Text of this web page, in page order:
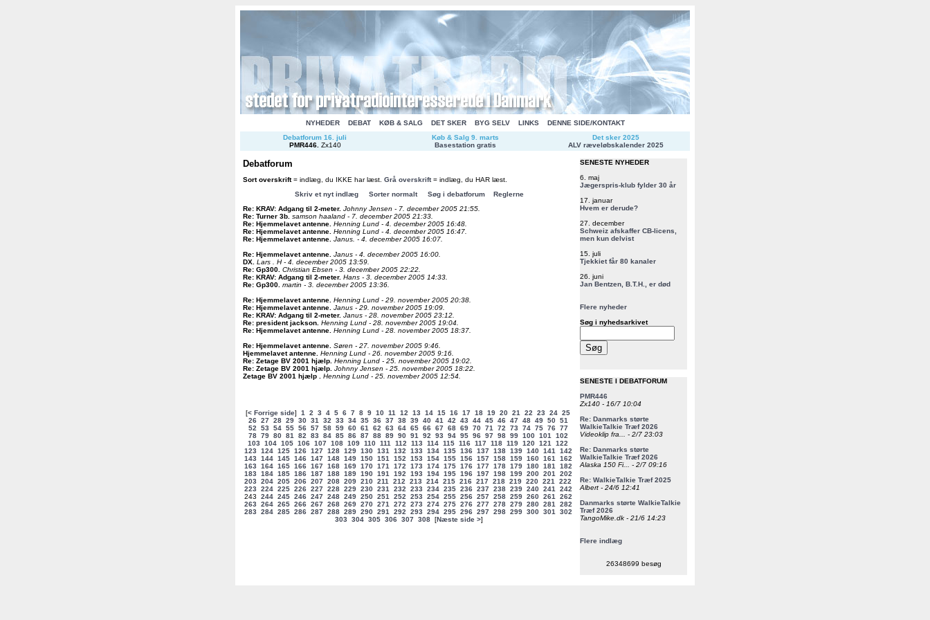
NYHEDER DEBAT KØB & SALG DET SKER BYG SELV LINKS
DENNE SIDE/KONTAKT
Debatforum 16. juli
PMR446. Zx140
Køb & Salg 9. marts
Basestation gratis
Det sker 2025
ALV ræveløbskalender 2025
Debatforum
Sort overskrift= indlæg, du IKKE har læst. Grå overskrift= indlæg, du HAR læst.
Skriv et nyt indlæg
Sorter normalt Søg i debatforum
Reglerne
Re: KRAV: Adgang til 2-meter. Johnny Jensen - 7. december 2005 21:55.
Re: Turner 3b samson haaland - 7. december 2005 21:33.
Re: Hjemmelavet antenne Henning Lund - 4. december 2005 16:48.
Re: Hjemmelavet antenne Henning Lund - 4. december 2005 16:47.
Re: Hjemmelavet antenne Janus. - 4. december 2005 16:07.
Re: Hjemmelavet antenne Janus - 4. december 2005 16:00.
DX Lars . H - 4. december 2005 13:59.
Re: Gp300 Christian Ebsen - 3. december 2005 22:22.
Re: KRAV: Adgang til 2-meter. Hans - 3. december 2005 14:33.
Re: Gp300 martin - 3. december 2005 13:36.
Re: Hjemmelavet antenne Henning Lund - 29. november 2005 20:38.
Re: Hjemmelavet antenne Janus - 29. november 2005 19:09.
Re: KRAV: Adgang til 2-meter. Janus - 28. november 2005 23:12.
Re: president jackson Henning Lund - 28. november 2005 19:04.
Re: Hjemmelavet antenne Henning Lund - 28. november 2005 18:37.
Re: Hjemmelavet antenne Søren - 27. november 2005 9:46.
Hjemmelavet antenne Henning Lund - 26. november 2005 9:16.
Re: Zetage BV 2001 hjælp Henning Lund - 25. november 2005 19:02.
Re: Zetage BV 2001 hjælp Johnny Jensen - 25. november 2005 18:22.
Zetage BV 2001 hjælp
Henning Lund - 25. november 2005 12:54.
[< Forrige side] 1 2 3 4 5 6 7 8 9 10 11 12 13 14 15 16 17 18 19 20 21 22 23 24 25
26 27 28 29 30 31 32 33 34 35 36 37 38 39 40 41 42 43 44 45 46 47 48 49 50 51
52
53 54 55 56 57 58 59 60 61 62 63 64 65 66 67 68 69 70 71 72 73 74 75 76 77
78 79 80 81 82 83 84 85 86 87 88 89 90 91 92 93 94 95 96 97 98 99 100 101
102
103
104 105 106 107 108 109 110 111 112 113 114 115 116 117 118 119 120 121
122
123
124 125 126 127 128 129 130 131 132 133 134 135 136 137 138 139 140 141
142
143
144 145 146 147 148 149 150 151 152 153 154 155 156 157 158 159 160 161
162
163
164 165 166 167 168 169 170 171 172 173 174 175 176 177 178 179 180 181
182
183
184 185 186 187 188 189 190 191 192 193 194 195 196 197 198 199 200 201
202
203
204 205 206 207 208 209 210 211 212 213 214 215 216 217 218 219 220 221
222
223
224 225 226 227 228 229 230 231 232 233 234 235 236 237 238 239 240 241
242
243 244 245 246 247 248 249 250 251 252 253 254 255 256 257 258 259 260 261
262
263
264 265 266 267 268 269 270 271 272 273 274 275 276 277 278 279 280 281
282
283
284 285 286 287 288 289 290 291 292 293 294 295 296 297 298 299 300 301
302
303
304 305 306 307 308 [Næste side >]
SENESTE NYHEDER
6. maj
Jægerspris-klub fylder 30 år
17. januar
Hvem er derude?
27. december
Schweiz afskaffer CB-licens,
men kun delvist
15. juli
Tjekkiet får 80 kanaler
26. juni
Jan Bentzen, B.T.H., er død
Flere nyheder
Søg i nyhedsarkivet
SENESTE I DEBATFORUM
PMR446
Zx140 - 16/7 10:04
Re: Danmarks størte
WalkieTalkie Træf 2026
Videoklip fra... - 2/7 23:03
Re: Danmarks størte
WalkieTalkie Træf 2026
Alaska 150 Fi... - 2/7 09:16
Re: WalkieTalkie Træf 2025
Albert - 24/6 12:41
Danmarks størte WalkieTalkie
Træf 2026
TangoMike.dk - 21/6 14:23
Flere indlæg
26348699 besøg